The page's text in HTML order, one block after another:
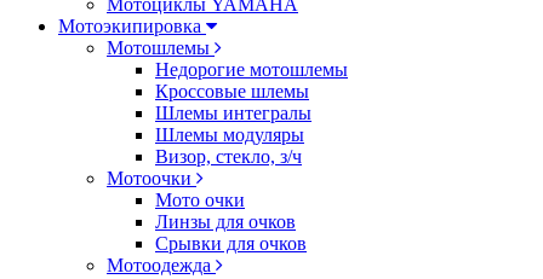
Мотоциклы YAMAHA
Мотоэкипировка
Мотошлемы
Недорогие мотошлемы
Кроссовые шлемы
Шлемы интегралы
Шлемы модуляры
Визор, стекло, з/ч
Мотоочки
Мото очки
Линзы для очков
Срывки для очков
Мотоодежда